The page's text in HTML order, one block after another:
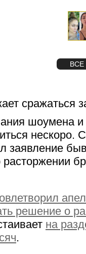
ВСЕ
сражаться
шоумена
нескоро.
заявление
решение о
на
.